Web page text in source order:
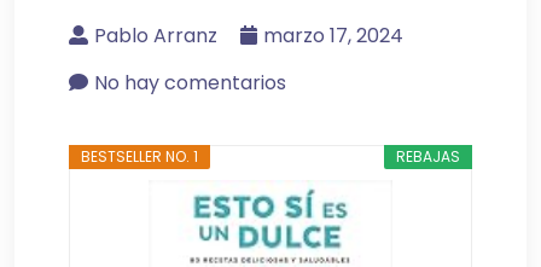
Pablo Arranz
marzo 17, 2024
No hay comentarios
REBAJAS
BESTSELLER NO. 1